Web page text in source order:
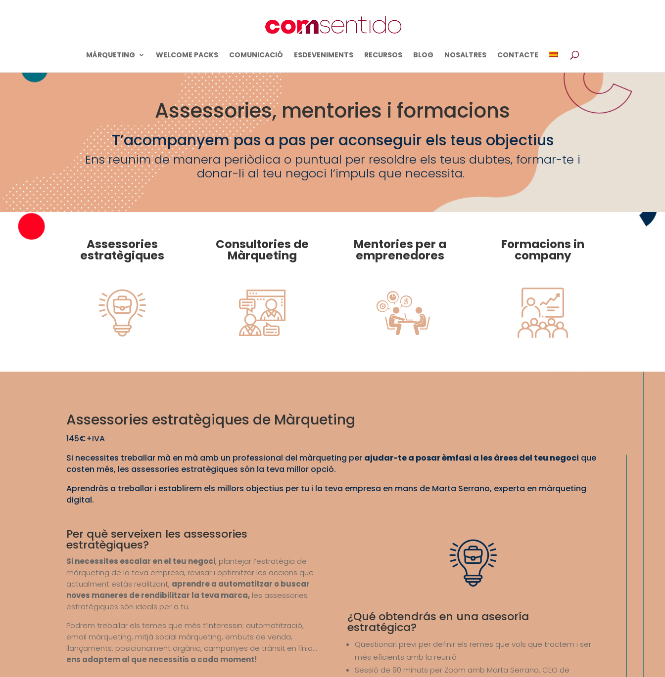
MÀRQUETING WELCOME PACKS COMUNICACIÓ ESDEVENIMENTS RECURSOS BLOG NOSALTRES CONTACTE
Assessories, mentories i formacions
T’acompanyem pas a pas per aconseguir els teus objectius
Ens reunim de manera periòdica o puntual per resoldre els teus dubtes, formar-te i
donar-li al teu negoci l’impuls que necessita.
Assessories
estratègiques
Consultories de
Màrqueting
Mentories per a
emprenedores
Formacions in
company
Assessories estratègiques de Màrqueting
145€+IVA
Si necessites treballar mà en mà amb un professional del màrqueting per ajudar-te a posar èmfasi a les àrees del teu negoci que
costen més, les assessories estratègiques són la teva millor opció.
Aprendràs a treballar i establirem els millors objectius per tu i la teva empresa en mans de Marta Serrano, experta en màrqueting
digital.
Per què serveixen les assessories
estratègiques?
Si necessites escalar en el teu negoci, plantejar l’estratègia de
màrqueting de la teva empresa, revisar i optimitzar les accions que
actualment estàs realitzant, aprendre a automatitzar o buscar
noves maneres de rendibilitzar la teva marca, les assessories
estratègiques són ideals per a tu.
Podrem treballar els temes que més t’interessin: automatització,
email màrqueting, mitjà social màrqueting, embuts de venda,
llançaments, posicionament orgànic, campanyes de trànsit en línia…
ens adaptem al que necessitis a cada moment!
¿Qué obtendrás en una asesoría
estratégica?
Qüestionari previ per definir els remes que vols que tractem i ser
més eficients amb la reunió
Sessió de 90 minuts per Zoom amb Marta Serrano, CEO de